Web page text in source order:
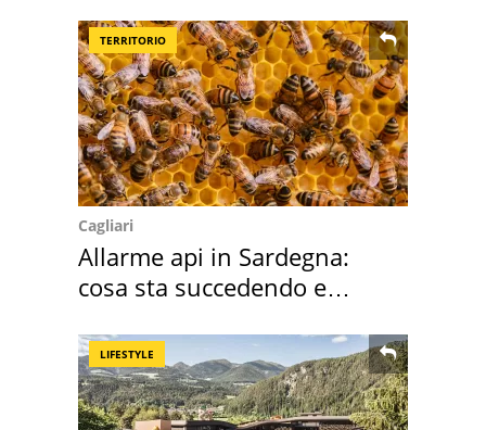
TERRITORIO
Cagliari
Allarme api in Sardegna:
cosa sta succedendo e
LIFESTYLE